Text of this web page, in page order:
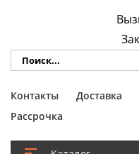
Контакты Доставка
Рассрочка